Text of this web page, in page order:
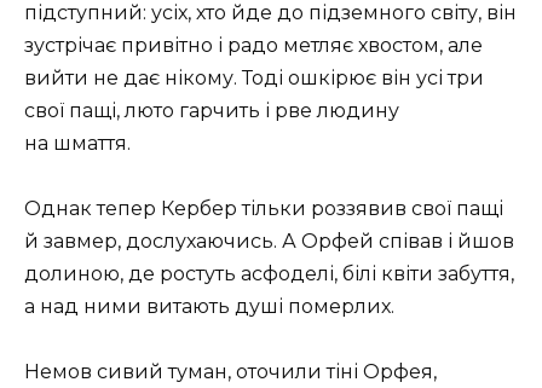
підступний: усіх, хто йде до підземного світу, він
зустрічає привітно і радо метляє хвостом, але
вийти не дає нікому. Тоді ошкірює він усі три
свої пащі, люто гарчить і рве людину
на шмаття.
Однак тепер Кербер тільки роззявив свої пащі
й завмер, дослухаючись. А Орфей співав і йшов
долиною, де ростуть асфоделі, білі квіти забуття,
а над ними витають душі померлих.
Немов сивий туман, оточили тіні Орфея,